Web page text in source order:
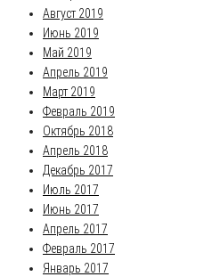
Август 2019
Июнь 2019
Май 2019
Апрель 2019
Март 2019
Февраль 2019
Октябрь 2018
Апрель 2018
Декабрь 2017
Июль 2017
Июнь 2017
Апрель 2017
Февраль 2017
Январь 2017